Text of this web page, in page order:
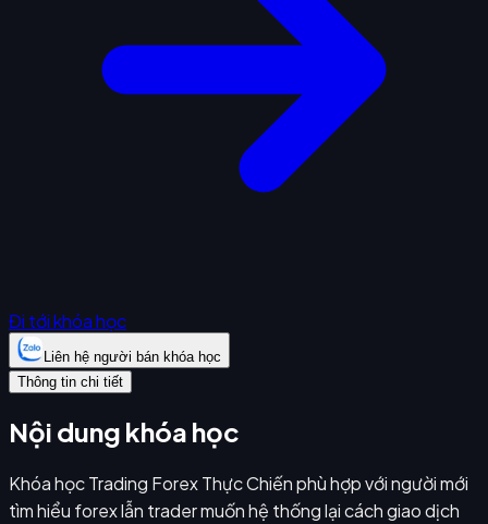
Đi tới khóa học
Liên hệ người bán khóa học
Thông tin chi tiết
Nội dung khóa học
Khóa học Trading Forex Thực Chiến phù hợp với người mới
tìm hiểu forex lẫn trader muốn hệ thống lại cách giao dịch